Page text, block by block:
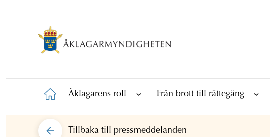
Åklagarens roll Från brott till rättegång
Tillbaka till pressmeddelanden